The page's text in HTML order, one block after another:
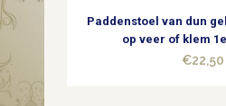
1900
Paddenstoel van dun
op veer of klem
€22,50